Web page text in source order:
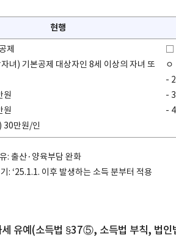
현행
제
녀) 기본공제 대상자인 8세 이상의 자녀 또
원
원
30만원/인
ㅇ
-
-
-
: 출산·양육부담 완화
: ‘25.1.1. 이후 발생하는 소득 분부터 적용
세 유예(소득법 §37⑤, 소득법 부칙, 법인